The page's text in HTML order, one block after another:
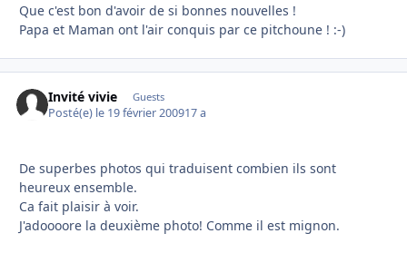
Que c'est bon d'avoir de si bonnes nouvelles !
Papa et Maman ont l'air conquis par ce pitchoune ! :-)
Invité vivie Guests
Posté(e) le 19 février 200917 a
De superbes photos qui traduisent combien ils sont
heureux ensemble.
Ca fait plaisir à voir.
J'adoooore la deuxième photo! Comme il est mignon.